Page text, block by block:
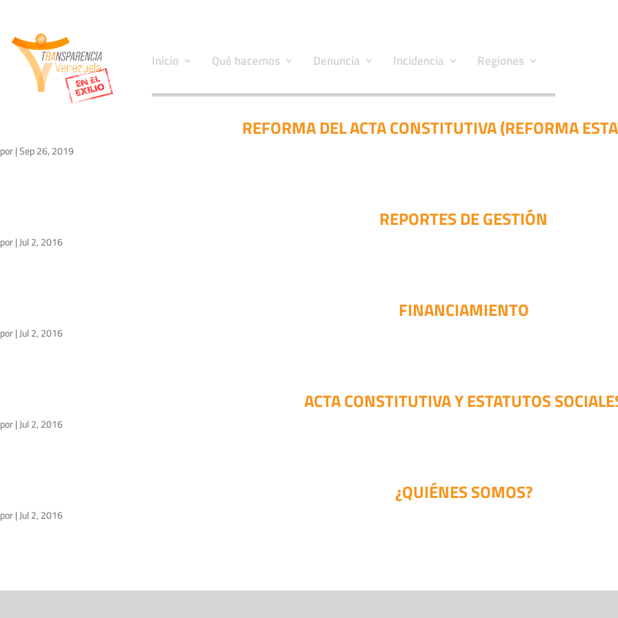
Inicio Qué hacemos Denuncia Incidencia Regiones
REFORMA DEL ACTA CONSTITUTIVA (REFORMA
por|Sep 26, 2019
REPORTES DE GESTIÓN
por| Jul 2, 2016
FINANCIAMIENTO
por| Jul 2, 2016
ACTA CONSTITUTIVA Y ESTATUTOS
por| Jul 2, 2016
¿QUIÉNES SOMOS?
por| Jul 2, 2016